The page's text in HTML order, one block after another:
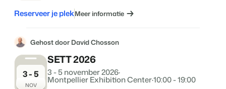
Reserveer je plekMeer informatie
Gehost door David Chosson
3 - 5
NOV
SETT 2026
3 - 5 november 2026·
Montpellier Exhibition Center·10:00 - 19:00